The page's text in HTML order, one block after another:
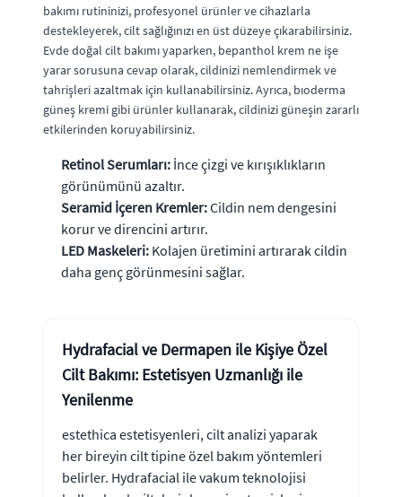
bakımı rutininizi, profesyonel ürünler ve cihazlarla
destekleyerek, cilt sağlığınızı en üst düzeye çıkarabilirsiniz.
Evde doğal cilt bakımı yaparken, bepanthol krem ne işe
yarar sorusuna cevap olarak, cildinizi nemlendirmek ve
tahrişleri azaltmak için kullanabilirsiniz. Ayrıca, bıoderma
güneş kremi gibi ürünler kullanarak, cildinizi güneşin zararlı
etkilerinden koruyabilirsiniz.
Retinol Serumları: İnce çizgi ve kırışıklıkların
görünümünü azaltır.
Seramid İçeren Kremler:Cildin nem dengesini
korur ve direncini artırır.
LED Maskeleri: Kolajen üretimini artırarak cildin
daha genç görünmesini sağlar.
Hydrafacial ve Dermapen ile Kişiye Özel
Cilt Bakımı: Estetisyen Uzmanlığı ile
Yenilenme
estethica estetisyenleri, cilt analizi yaparak
her bireyin cilt tipine özel bakım yöntemleri
belirler. Hydrafacial ile vakum teknolojisi